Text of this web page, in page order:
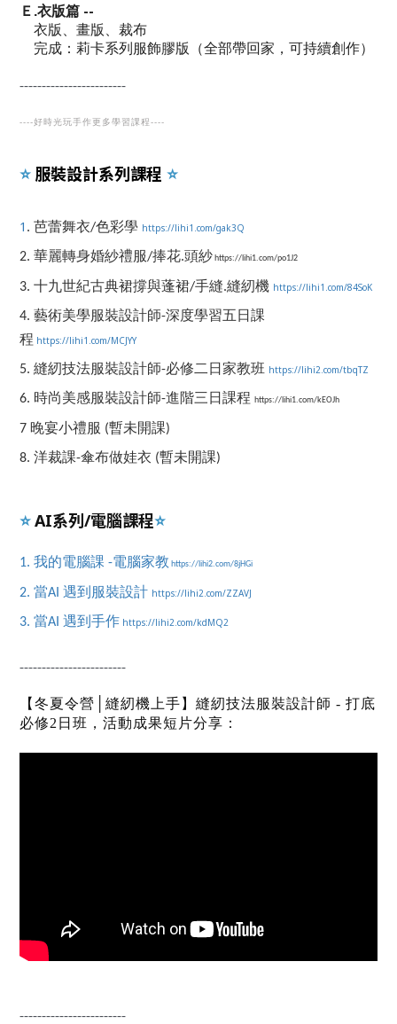
Ｅ.衣版篇 --
衣版、畫版、裁布
完成：莉卡系列服飾膠版（全部帶回家， 可持續創作）
------------------------
----好時光玩手作更多學習課程----
⭐️ 服裝設計系列課程 ⭐️
1 . 芭蕾舞衣/色彩學 https://lihi1.com/gak3Q
2. 華麗轉身婚紗禮服/捧花.頭紗 https://lihi1.com/po1J2
3. 十九世紀古典裙撐與蓬裙/手縫.縫紉機 https://lihi1.com/84SoK
4. 藝術美學服裝設計師-深度學習五日課
程 https://lihi1.com/MCJYY
5. 縫紉技法服裝設計師-必修二日家教班 https://lihi2.com/tbqTZ
6. 時尚美感服裝設計師-進階三日課程 https://lihi1.com/kEOJh
7 晚宴小禮服 (暫未開課)
8. 洋裁課-傘布做娃衣 (暫未開課)
⭐️ AI系列/電腦課程⭐️
1. 我的電腦課 -電腦家教 https://lihi2.com/8jHGi
2. 當AI 遇到服裝設計 https://lihi2.com/ZZAVJ
3. 當AI 遇到手作 https://lihi2.com/kdMQ2
------------------------
【冬夏令營│縫紉機上手】縫紉技法服裝設計師 - 打底
必修2日班， 活動成果短片分享：
------------------------